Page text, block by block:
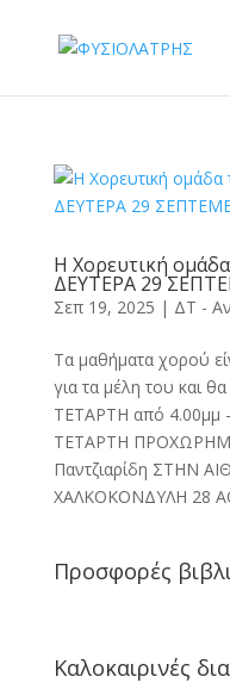
Η Χορευτική
ΔΕΥΤΕΡΑ 29
Σεπ 19, 2025 | ΔΤ -
Τα μαθήματα χορού
για τα μέλη του και
ΤΕΤΑΡΤΗ από 4.00μμ
ΤΕΤΑΡΤΗ
Παντζιαρίδη ΣΤΗΝ
ΧΑΛΚΟΚΟΝΔΥΛΗ 28
Προσφορές
Καλοκαιρινές